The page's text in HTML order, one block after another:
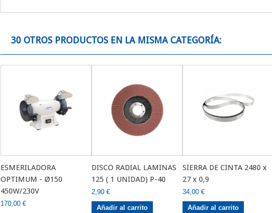
30 OTROS PRODUCTOS EN LA MISMA CATEGORÍA:
ESMERILADORA
OPTIMUM - Ø150
450W/230V
170,00 €
DISCO RADIAL LAMINAS
125 ( 1 UNIDAD) P-40
2,90 €
Añadir al carrito
SIERRA DE CINTA 2480 x
27 x 0,9
34,00 €
Añadir al carrito